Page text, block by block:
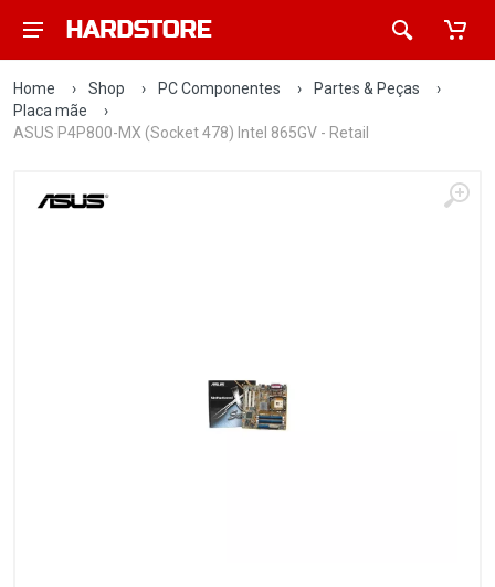
Home › Shop › PC Componentes › Partes & Peças
›
Placa mãe
›
ASUS P4P800-MX (Socket 478) Intel 865GV - Retail